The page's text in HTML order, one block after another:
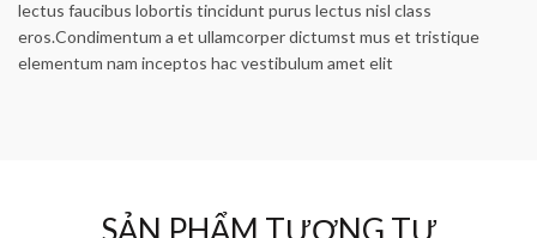
lectus faucibus lobortis tincidunt purus lectus nisl class
eros.Condimentum a et ullamcorper dictumst mus et tristique
elementum nam inceptos hac vestibulum amet elit
SẢN PHẨM TƯƠNG TỰ